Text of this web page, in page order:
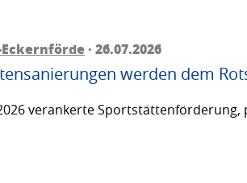
· 26.07.2026
werden dem
verankerte Sportstättenförderung,